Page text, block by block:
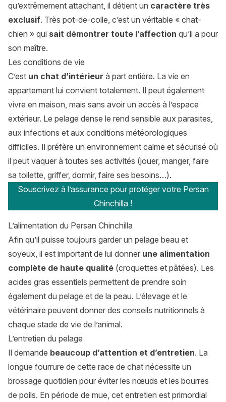
qu’extrêmement attachant, il détient un caractère très
exclusif. Très pot-de-colle, c’est un véritable « chat-
chien » qui sait démontrer toute l’affection qu’il a pour
son maître.
Les conditions de vie
C’est un chat d’intérieur à part entière. La vie en
appartement lui convient totalement. Il peut également
vivre en maison, mais sans avoir un accès à l’espace
extérieur. Le pelage dense le rend sensible aux parasites,
aux infections et aux conditions météorologiques
difficiles. Il préfère un environnement calme et sécurisé où
il peut vaquer à toutes ses activités (jouer, manger, faire
sa toilette, griffer, dormir, faire ses besoins…).
Souscrivez à l’assurance pour protéger votre Persan
Chinchilla !
L’alimentation du Persan Chinchilla
Afin qu’il puisse toujours garder un pelage beau et
soyeux, il est important de lui donner une alimentation
complète de haute qualité (croquettes et pâtées). Les
acides gras essentiels permettent de prendre soin
également du pelage et de la peau. L’élevage et le
vétérinaire peuvent donner des conseils nutritionnels à
chaque stade de vie de l’animal.
L’entretien du pelage
Il demande beaucoup d’attention et d’entretien. La
longue fourrure de cette race de chat nécessite un
brossage quotidien pour éviter les nœuds et les bourres
de poils. En période de mue, cet entretien est primordial